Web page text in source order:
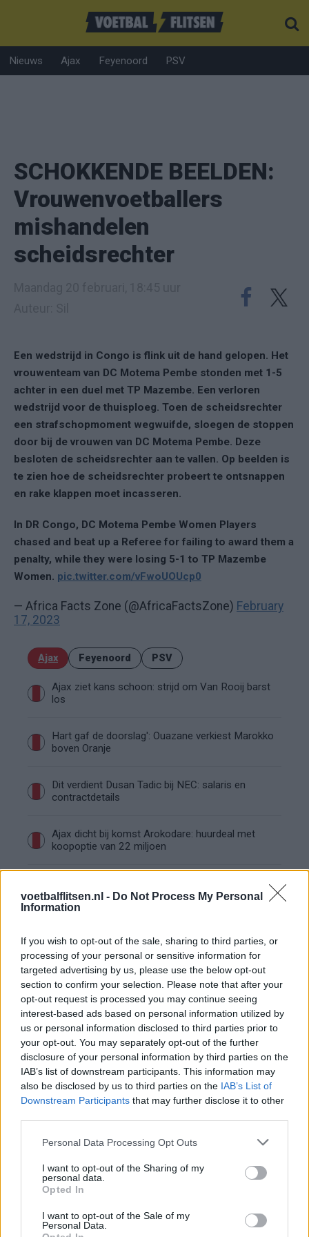
voetbalflitsen.nl - Do Not Process My Personal
Information
If you wish to opt-out of the sale, sharing to third parties, or
processing of your personal or sensitive information for
targeted advertising by us, please use the below opt-out
section to confirm your selection. Please note that after your
opt-out request is processed you may continue seeing
interest-based ads based on personal information utilized by
us or personal information disclosed to third parties prior to
your opt-out. You may separately opt-out of the further
disclosure of your personal information by third parties on the
IAB’s list of downstream participants. This information may
also be disclosed by us to third parties on the IAB’s List of
Downstream Participants that may further disclose it to other
Personal Data Processing Opt Outs
I want to opt-out of the Sharing of my
personal data.
Opted In
I want to opt-out of the Sale of my
Personal Data.
Nieuws Ajax Feyenoord PSV
SCHOKKENDE BEELDEN:
Vrouwenvoetballers
mishandelen
scheidsrechter
Een wedstrijd in Congo is flink uit de hand gelopen. Het
vrouwenteam van DC Motema Pembe stonden met 1-5
achter in een duel met TP Mazembe. Een verloren
wedstrijd voor de thuisploeg. Toen de scheidsrechter
een strafschopmoment wegwuifde, sloegen de stoppen
door bij de vrouwen van DC Motema Pembe. Deze
besloten de scheidsrechter aan te vallen. Op beelden is
te zien hoe de scheidsrechter probeert te ontsnappen
en rake klappen moet incasseren.
In DR Congo, DC Motema Pembe Women Players
chased and beat up a Referee for failing to award them a
penalty, while they were losing 5-1 to TP Mazembe
Women. pic.twitter.com/vFwoUOUcp0
— Africa Facts Zone (@AfricaFactsZone) February
17, 2023
Ajax Feyenoord PSV
Ajax ziet kans schoon: strijd om Van Rooij barst
los
Hart gaf de doorslag': Ouazane verkiest Marokko
boven Oranje
Dit verdient Dusan Tadic bij NEC: salaris en
contractdetails
Ajax dicht bij komst Arokodare: huurdeal met
koopoptie van 22 miljoen
sokken na blunder met tenues
appartement op Amsterdamse Zuidas
Marcos Leonardo laat eerste indruk achter bij
Ajax: 'Hier gaan fans van genieten'
Resterend oefenprogramma Ajax: waar zijn de
duels te zien
Ajax groeit onder Míchel, maar transfermarkt
blijft cruciaal
geschiedenis
Shane Kluivert krijgt kans van Flick en begint in
de basis bij FC Barcelona
Servische media vergelijken Ajax-talent Abdellah